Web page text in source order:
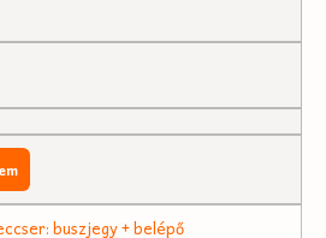
buszjegy + belépő